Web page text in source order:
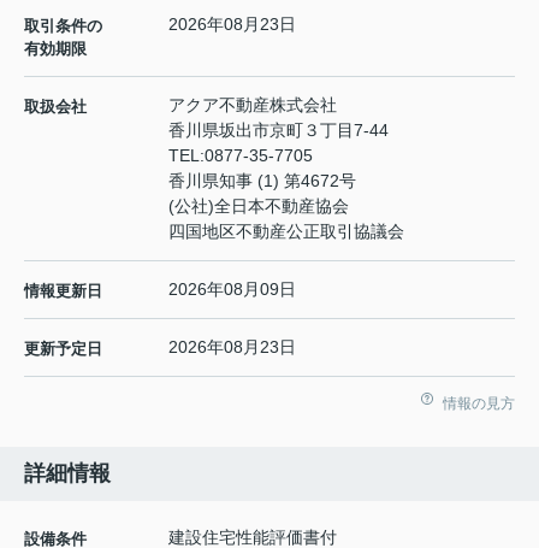
取引条件の
有効期限
2026年08月23日
取扱会社
アクア不動産株式会社
香川県坂出市京町３丁目7-44
TEL:0877-35-7705
香川県知事 (1) 第4672号
(公社)全日本不動産協会
四国地区不動産公正取引協議会
情報更新日 2026年08月09日
更新予定日 2026年08月23日
情報の見方
詳細情報
設備条件 建設住宅性能評価書付